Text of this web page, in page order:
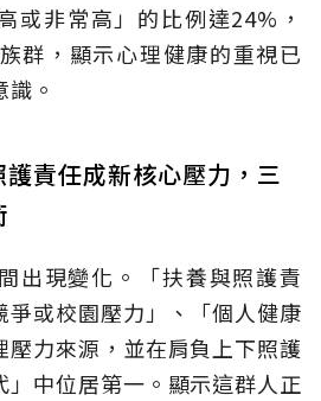
或非常高」的比例達24%，
群，顯示心理健康的重視已
。
責任成新核心壓力，三
出現變化。「扶養與照護責
爭或校園壓力」、「個人健康
力來源，並在肩負上下照護
中位居第一。顯示這群人正